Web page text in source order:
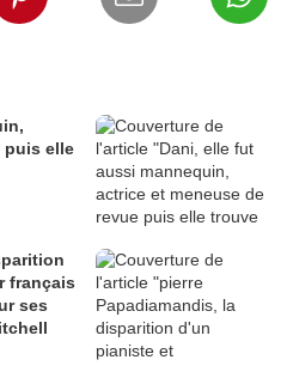
puis elle
français
ses